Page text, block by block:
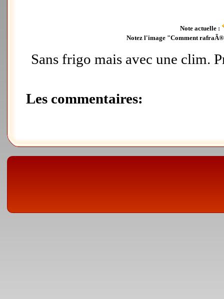
Note actuelle :
Notez l'image "Comment
Sans frigo mais avec une clim.
Les commentaires: